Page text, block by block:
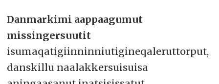
Danmarkimi aappaagumut
missingersuutit
isumaqatigiinninniutigineqaleruttorput,
danskillu naalakkersuisuisa